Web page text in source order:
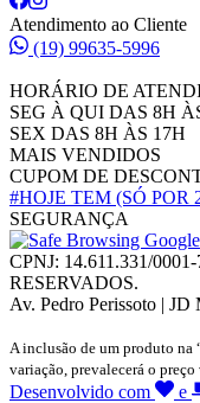
Atendimento ao Cliente
(19) 99635-5996
HORÁRIO DE
SEG À QUI DAS 8H
SEX DAS 8H ÀS 17H
MAIS VENDIDOS
CUPOM DE
#HOJE TEM (SÓ POR
SEGURANÇA
CPNJ: 14.611.331/
RESERVADOS.
Av. Pedro Perissoto | JD
A inclusão de um produto na
variação, prevalecerá o
Desenvolvido com e